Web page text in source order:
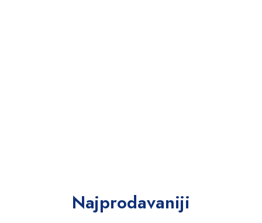
Najprodavaniji